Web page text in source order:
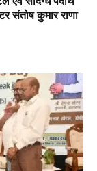
संतोष कुमार राणा